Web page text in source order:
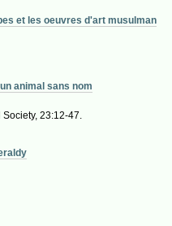
et les oeuvres d'art musulman
animal sans nom
23:12-47.